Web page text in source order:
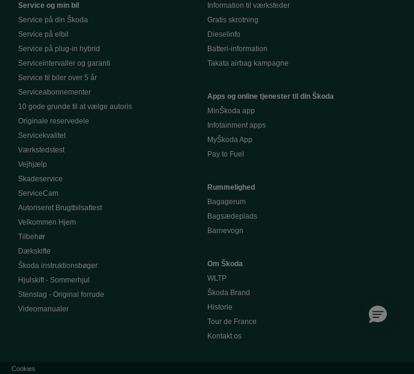
Service og min bil
Service på din Škoda
Service på elbil
Service på plug-in hybrid
Serviceintervaller og garanti
Service til biler over 5 år
Serviceabonnementer
10 gode grunde til at vælge autoris
Originale reservedele
Servicekvalitet
Værkstedstest
Vejhjælp
Skadeservice
ServiceCam
Autoriseret Brugtbilsattest
Velkommen Hjem
Tilbehør
Dækskifte
Škoda instruktionsbøger
Hjulskift - Sommerhjul
Stenslag - Original forrude
Videomanualer
Information til værksteder
Gratis skrotning
Dieselinfo
Batteri-information
Takata airbag kampagne
Apps og online tjenester til din Škoda
MinŠkoda app
Infotainment apps
MyŠkoda App
Pay to Fuel
Rummelighed
Bagagerum
Bagsædeplads
Barnevogn
Om Škoda
WLTP
Škoda Brand
Historie
Tour de France
Kontakt os
Cookies